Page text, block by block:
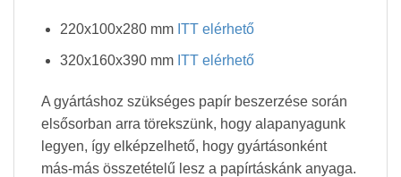
220x100x280 mm ITT elérhető
320x160x390 mm ITT elérhető
A gyártáshoz szükséges papír beszerzése során
elsősorban arra törekszünk, hogy alapanyagunk
legyen, így elképzelhető, hogy gyártásonként
más-más összetételű lesz a papírtáskánk anyaga.